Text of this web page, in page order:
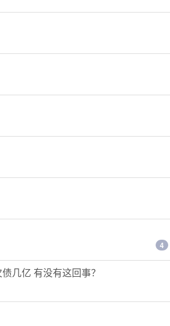
4
几亿 有没有这回事？